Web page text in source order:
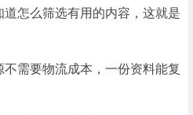
怎么筛选有用的内容，这就是
需要物流成本，一份资料能复